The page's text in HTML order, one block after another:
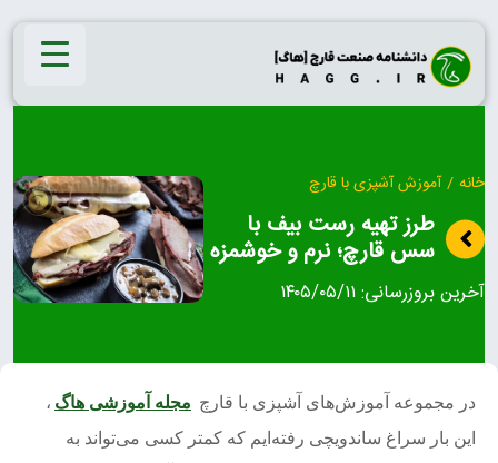
Skip
content
خانه / آموزش آشپزی با قارچ
طرز تهیه رست بیف با
سس قارچ؛ نرم و خوشمزه
آخرین بروزرسانی: ۱۴۰۵/۰۵/۱۱
در مجموعه آموزش‌های آشپزی با قارچ مجله آموزشی هاگ ،
این بار سراغ ساندویچی رفته‌ایم که کمتر کسی می‌تواند به